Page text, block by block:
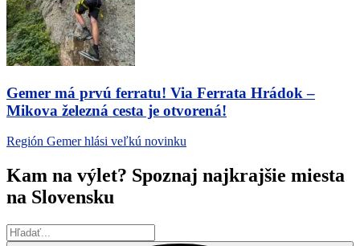
Gemer má prvú ferratu! Via Ferrata Hrádok –
Mikova železná cesta je otvorená!
Región Gemer hlási veľkú novinku
Kam na výlet? Spoznaj najkrajšie miesta
na Slovensku